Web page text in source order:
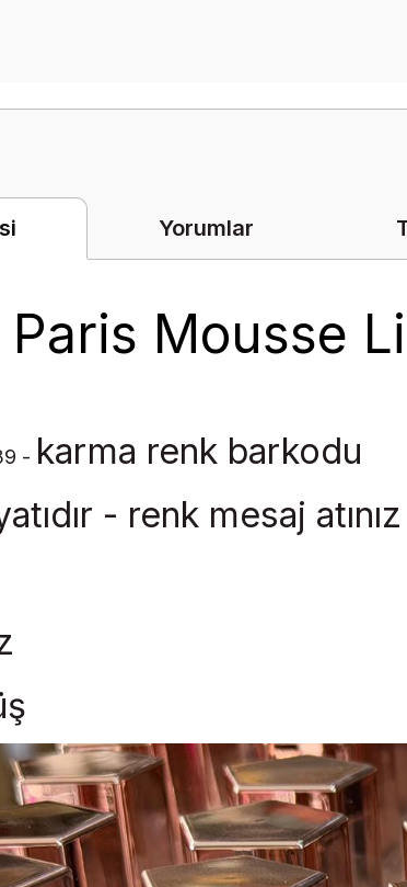
Yorumlar
Paris Mousse
- karma renk barkodu
- renk mesaj atınız